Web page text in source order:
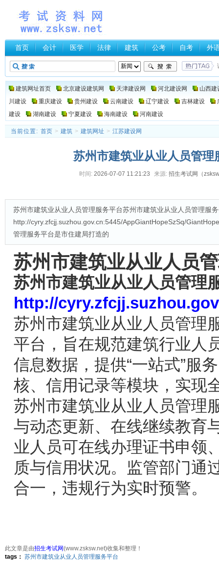
首页 会计 医学 法律 建筑 公考 自考 外
建筑网址首页 北京建设建筑网 天津建设网 河北建设网
山西建
川建设
重庆建设 贵州建设 云南建设 辽宁建设 吉林建设
建设
湖南建设 宁夏建设 海南建设 河南建设
当前位置: 首页 > 建筑 > 建筑网址 > 江苏建设网
苏州市建筑业从业人员管理
时间: 2026-07-07 11:21:23 来源: 招生考试网（
苏州市建筑业从业人员管理服务平台苏州市建筑业从业人员管理服
http://cyry.zfcjj.suzhou.gov.cn:5445/AppGiantHopeSzSq/
管理服务平台是市住建局打造的
苏州市建筑业从业人员
苏州市建筑业从业人员管理
http://
苏州市建筑业从业人员管理
平台，旨在规范建筑行业人
信息数据，提供“一站式”服
核、信用记录等模块，实现
苏州市建筑业从业人员管理
与动态更新、在线继续教育
业人员可在线办理证书申领
质与信用状况。监管部门通
合一，违规行为实时预警。
此文章是由招生考试网(www.zsksw.net)收集和整理！
tags： 苏州市建筑业从业人员管理服务平台